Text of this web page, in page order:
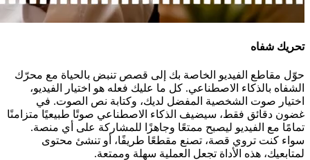
تحريك شفاه
حوّل مقاطع الفيديو الخاصة بك إلى قصص تنبض بالحياة مع محرّك
الشفاه بالذكاء الاصطناعي. كل ما عليك فعله هو اختيار الفيديو،
اختيار صوت الشخصية المفضل لديك، وكتابة نص الصوت. في
غضون دقائق فقط، سيضيف الذكاء الاصطناعي صوتًا طبيعيًا متزامنًا
تمامًا مع الفيديو ليصبح ممتعًا وجاهزًا للمشاركة على أي منصة.
سواء كنت تروي قصة، تصنع مقطعًا طريفًا، أو تنشئ محتوى
لمتابعيك، هذه الأداة تجعل العملية سهلة وممتعة.